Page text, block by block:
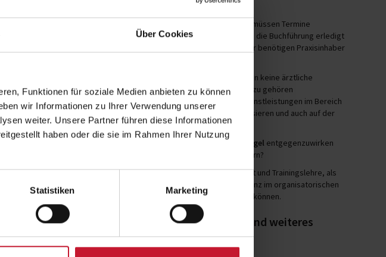
Über Cookies
Funktionen für soziale Medien anbieten zu können
wir Informationen zu Ihrer Verwendung unserer
weiter. Unsere Partner führen diese Informationen
haben oder die sie im Rahmen Ihrer Nutzung
Statistiken Marketing
. Es müssen Termine
versicherungs- und abrechnungstechnische Fragen geklärt werden, die Buchführung erledigt
eine wichtige Bedeutung zu und hierfür benötigen Praxisinhaber
, denen keine ärztliche
eine zunehmend wichtiger werdende Einnahmequelle. Dazu gehören
Ernährungs- und Entspannungsangebote oder auch Dienstleistungen im Bereich
Auch hier stellt sich die Frage, wer den Präventionsbereich organisieren und auch auf der
erfolgversprechend sein, um zum einen dem Fachkräftemangel entgegenzuwirken
und zum anderen die Umsatzperspektiven der Praxen zu verbessern?
im Studium erworbene Wissen an Betriebswirtschaft, Management und Trainingslehre, als
Gesundheitsmarkt fungieren. Die noch fehlende Spezialkompetenz im organisatorischen
schnell bei Aufgaben des Praxismanagements unterstützen können.
in der Physiotherapie dual Studierende und weiteres